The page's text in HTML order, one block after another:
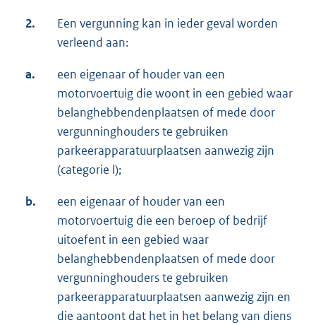
2.
Een vergunning kan in ieder geval worden
verleend aan:
a.
een eigenaar of houder van een
motorvoertuig die woont in een gebied waar
belanghebbendenplaatsen of mede door
vergunninghouders te gebruiken
parkeerapparatuurplaatsen aanwezig zijn
(categorie l);
b.
een eigenaar of houder van een
motorvoertuig die een beroep of bedrijf
uitoefent in een gebied waar
belanghebbendenplaatsen of mede door
vergunninghouders te gebruiken
parkeerapparatuurplaatsen aanwezig zijn en
die aantoont dat het in het belang van diens